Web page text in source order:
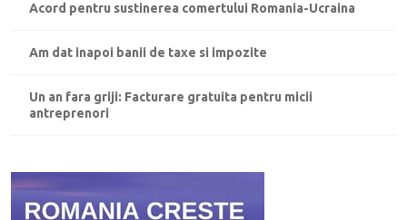
Acord pentru sustinerea comertului Romania-Ucraina
Am dat inapoi banii de taxe si impozite
Un an fara griji: Facturare gratuita pentru micii
antreprenori